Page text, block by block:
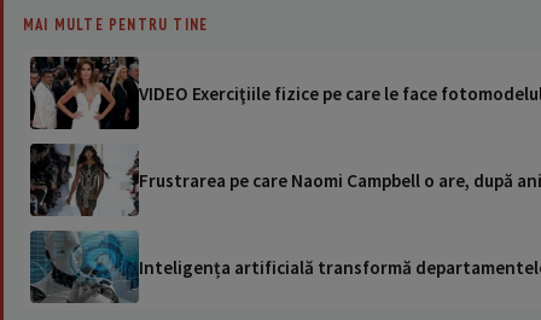
MAI MULTE PENTRU TINE
VIDEO Exerciţiile fizice pe care le face
Frustrarea pe care Naomi Campbell o are, după
Inteligența artificială transformă